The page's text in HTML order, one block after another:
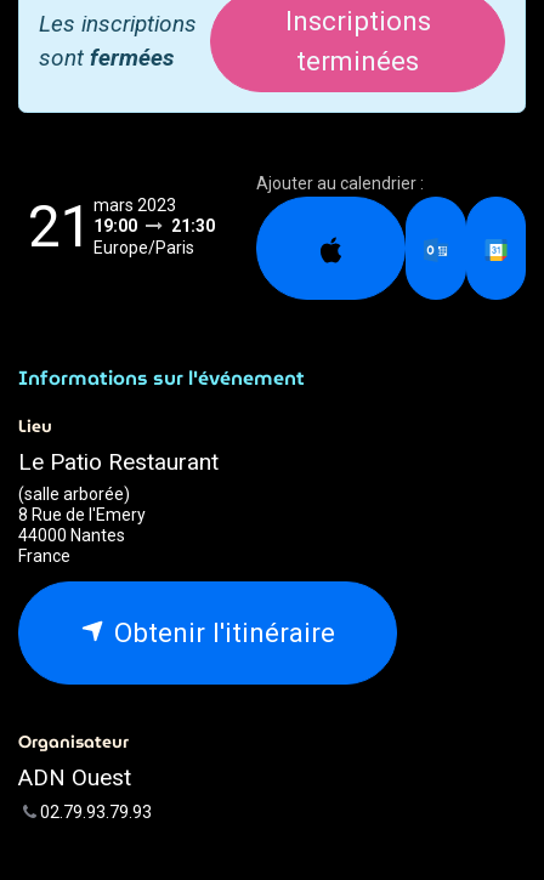
Les inscriptions
sont fermées
Inscriptions
terminées
21
mars 2023
19:00
21:30
Europe/Paris
Ajouter au calendrier :
Informations sur l'événement
Lieu
Le Patio Restaurant
(salle arborée)
8 Rue de l'Emery
44000 Nantes
France
Obtenir l'itinéraire
Organisateur
ADN Ouest
02.79.93.79.93